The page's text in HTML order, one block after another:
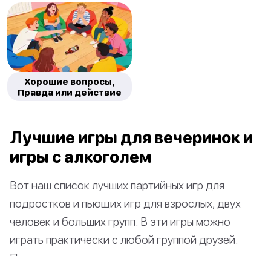
Хорошие вопросы,
Правда или действие
Лучшие игры для вечеринок и
игры с алкоголем
Вот наш список лучших партийных игр для
подростков и пьющих игр для взрослых, двух
человек и больших групп. В эти игры можно
играть практически с любой группой друзей.